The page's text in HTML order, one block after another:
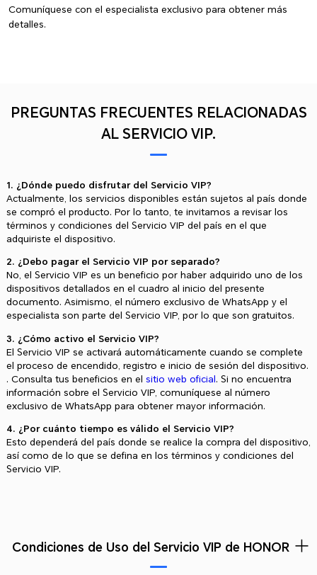
Comuníquese con el especialista exclusivo para obtener más
detalles.
PREGUNTAS FRECUENTES RELACIONADAS
AL SERVICIO VIP.
1. ¿Dónde puedo disfrutar del Servicio VIP?
Actualmente, los servicios disponibles están sujetos al país donde
se compró el producto. Por lo tanto, te invitamos a revisar los
términos y condiciones del Servicio VIP del país en el que
adquiriste el dispositivo.
2. ¿Debo pagar el Servicio VIP por separado?
No, el Servicio VIP es un beneficio por haber adquirido uno de los
dispositivos detallados en el cuadro al inicio del presente
documento. Asimismo, el número exclusivo de WhatsApp y el
especialista son parte del Servicio VIP, por lo que son gratuitos.
3. ¿Cómo activo el Servicio VIP?
El Servicio VIP se activará automáticamente cuando se complete
el proceso de encendido, registro e inicio de sesión del dispositivo.
. Consulta tus beneficios en el sitio web oficial . Si no encuentra
información sobre el Servicio VIP, comuníquese al número
exclusivo de WhatsApp para obtener mayor información.
4. ¿Por cuánto tiempo es válido el Servicio VIP?
Esto dependerá del país donde se realice la compra del dispositivo,
así como de lo que se defina en los términos y condiciones del
Servicio VIP.
Condiciones de Uso del Servicio VIP de HONOR